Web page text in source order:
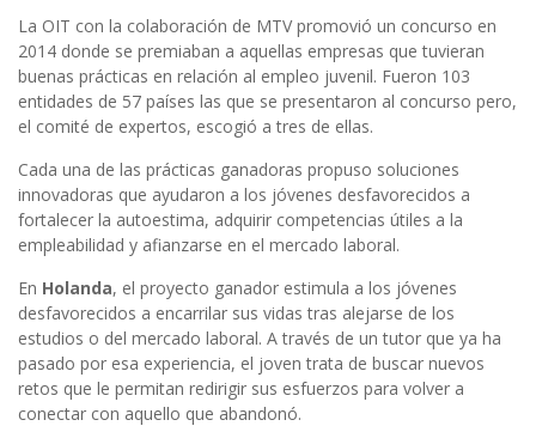
La OIT con la colaboración de MTV promovió un concurso en
2014 donde se premiaban a aquellas empresas que tuvieran
buenas prácticas en relación al empleo juvenil. Fueron 103
entidades de 57 países las que se presentaron al concurso pero,
el comité de expertos, escogió a tres de ellas.
Cada una de las prácticas ganadoras propuso soluciones
innovadoras que ayudaron a los jóvenes desfavorecidos a
fortalecer la autoestima, adquirir competencias útiles a la
empleabilidad y afianzarse en el mercado laboral.
En Holanda, el proyecto ganador estimula a los jóvenes
desfavorecidos a encarrilar sus vidas tras alejarse de los
estudios o del mercado laboral. A través de un tutor que ya ha
pasado por esa experiencia, el joven trata de buscar nuevos
retos que le permitan redirigir sus esfuerzos para volver a
conectar con aquello que abandonó.